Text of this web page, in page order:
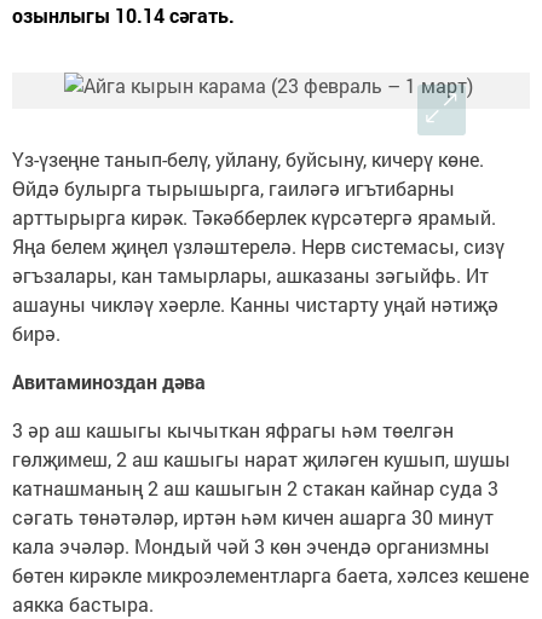
озынлыгы 10.14 сәгать.
Үз-үзеңне танып-белү, уйлану, буйсыну, кичерү көне.
Өйдә булырга тырышыр­га, гаиләгә игътибарны
арттырырга кирәк. Тәкәбберлек күрсәтергә ярамый.
Яңа белем җиңел үзләштерелә. Нерв системасы, сизү
әгъзалары, кан тамыр­лары, ашказаны зәгыйфь. Ит
ашауны чикләү хәерле. Канны чистарту уңай нәтиҗә
бирә.
Авитаминоздан дәва
3 әр аш кашыгы кычыткан яфрагы һәм төелгән
гөлҗимеш, 2 аш кашыгы нарат җиләген кушып, шушы
катнашманың 2 аш кашыгын 2 стакан кайнар суда 3
сәгать төнәтәләр, иртән һәм кичен ашарга 30 минут
кала эчәләр. Мондый чәй 3 көн эчендә организмны
бөтен кирәкле микроэлементларга баета, хәлсез кешене
аякка бастыра.